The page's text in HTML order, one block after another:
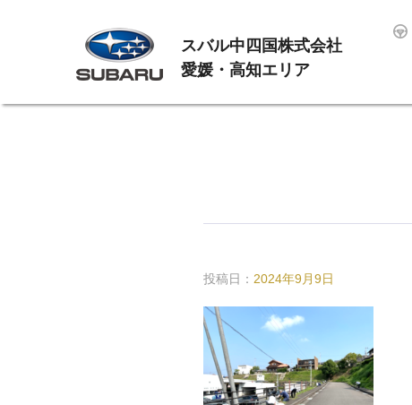
スバル中四国株式会社
愛媛・高知エリア
投稿日： 2024年9月9日